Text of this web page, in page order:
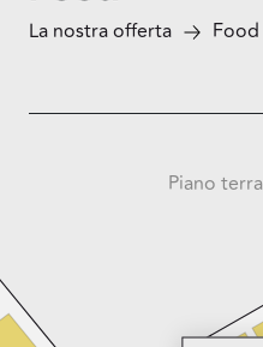
La nostra offerta Food
Piano terra